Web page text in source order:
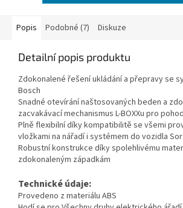
Popis Podobné (7) Diskuze
Detailní popis produktu
Zdokonalené řešení ukládání a přepravy se
Bosch
Snadné otevírání naštosovaných beden a
zacvakávací mechanismus L-BOXXu pro
Plně flexibilní díky kompatibilitě se všemi
vložkami na nářadí i systémem do vozidla
Robustní konstrukce díky spolehlivému
zdokonaleným západkám
Technické údaje:
Provedeno z materiálu ABS